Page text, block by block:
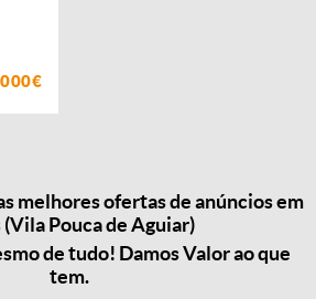
melhores ofertas de anúncios em
(Vila Pouca de Aguiar)
de tudo! Damos Valor ao que
tem.